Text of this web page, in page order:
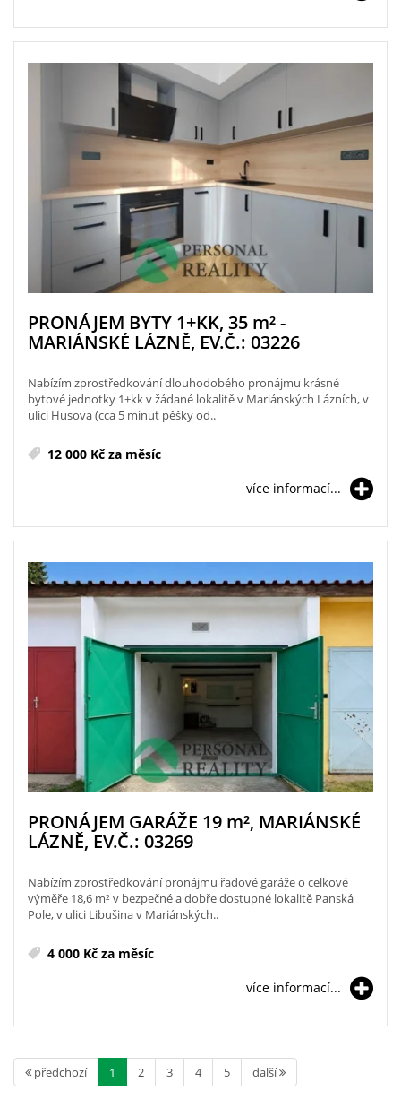
PRONÁJEM BYTY 1+KK, 35 m²-
MARIÁNSKÉ LÁZNĚ, EV.Č.: 03226
Nabízím zprostředkování dlouhodobého pronájmu krásné
bytové jednotky 1+kk v žádané lokalitě v Mariánských Lázních, v
ulici Husova (cca 5 minut pěšky od..
12 000 Kč za měsíc
více informací...
PRONÁJEM GARÁŽE 19 m², MARIÁNSKÉ
LÁZNĚ, EV.Č.: 03269
Nabízím zprostředkování pronájmu řadové garáže o celkové
výměře 18,6 m² v bezpečné a dobře dostupné lokalitě Panská
Pole, v ulici Libušina v Mariánských..
4 000 Kč za měsíc
více informací...
předchozí 1 2 3 4 5 další